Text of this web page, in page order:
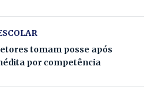
tomam posse após
por competência